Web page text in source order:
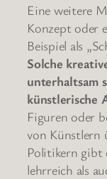
Eine weitere
Konzept oder
Beispiel als
Solche
unterhaltsam
künstlerische
Figuren oder
von Künstlern
Politikern gibt
lehrreich als